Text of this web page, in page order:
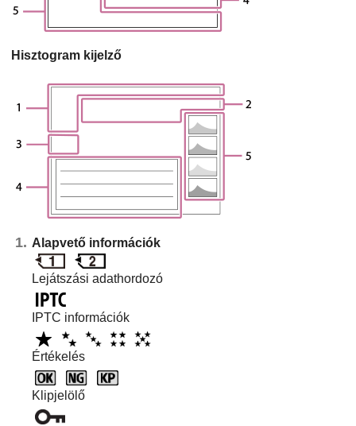
Hisztogram kijelző
Alapvető információk
Lejátszási adathordozó
IPTC információk
Értékelés
Klipjelölő